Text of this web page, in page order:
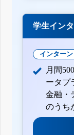
学生イン
インターン
月間
ータプ
金融・
のうち